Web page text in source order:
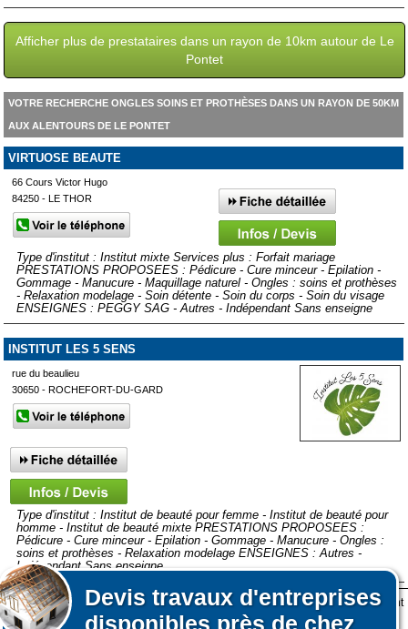
Devis travaux d'entreprises
disponibles près de chez
Afficher plus de prestataires dans un rayon de 10km autour de Le
Pontet
VOTRE RECHERCHE ONGLES SOINS ET PROTHÈSES DANS UN RAYON DE 50KM
AUX ALENTOURS DE LE PONTET
VIRTUOSE BEAUTE
66 Cours Victor Hugo
84250 - LE THOR
Type d'institut : Institut mixte Services plus : Forfait mariage
PRESTATIONS PROPOSEES : Pédicure - Cure minceur - Epilation -
Gommage - Manucure - Maquillage naturel - Ongles : soins et prothèses
- Relaxation modelage - Soin détente - Soin du corps - Soin du visage
ENSEIGNES : PEGGY SAG - Autres - Indépendant Sans enseigne
INSTITUT LES 5 SENS
rue du beaulieu
30650 - ROCHEFORT-DU-GARD
Type d'institut : Institut de beauté pour femme - Institut de beauté pour
homme - Institut de beauté mixte PRESTATIONS PROPOSEES :
Pédicure - Cure minceur - Epilation - Gommage - Manucure - Ongles :
soins et prothèses - Relaxation modelage ENSEIGNES : Autres -
Indépendant Sans enseigne
Afficher plus de prestataires dans un rayon de 50km autour de Le
Lors de votre visite sur notre site des fichiers informatiques nommés cookies sont
déposés sur votre terminal. Ces cookies sont utilisés pour la navigation, le